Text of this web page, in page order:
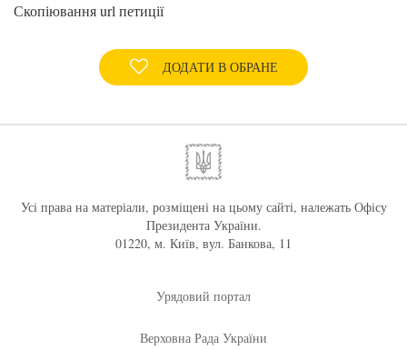
Скопіювання url петиції
ДОДАТИ В ОБРАНЕ
Усі права на матеріали, розміщені на цьому сайті, належать Офісу
Президента України.
01220, м. Київ, вул. Банкова, 11
Урядовий портал
Верховна Рада України